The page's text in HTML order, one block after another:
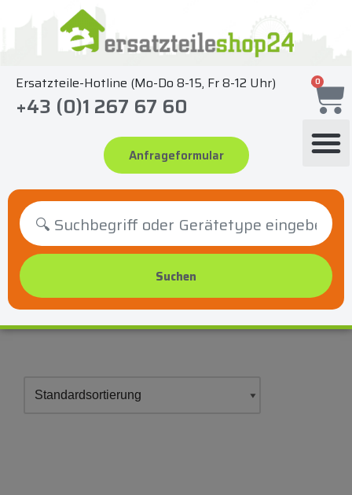
springen
Ersatzteile-Hotline (Mo-Do 8-15, Fr 8-12 Uhr)
+43 (0)1 267 67 60
Anfrageformular
0